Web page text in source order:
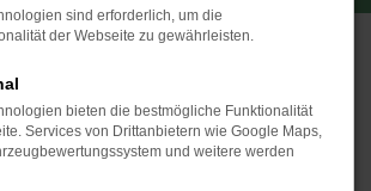
nach
– warum nicht im
sind erforderlich, um die
der Webseite zu gewährleisten.
bieten die bestmögliche Funktionalität
Services von Drittanbietern wie Google Maps,
und weitere werden